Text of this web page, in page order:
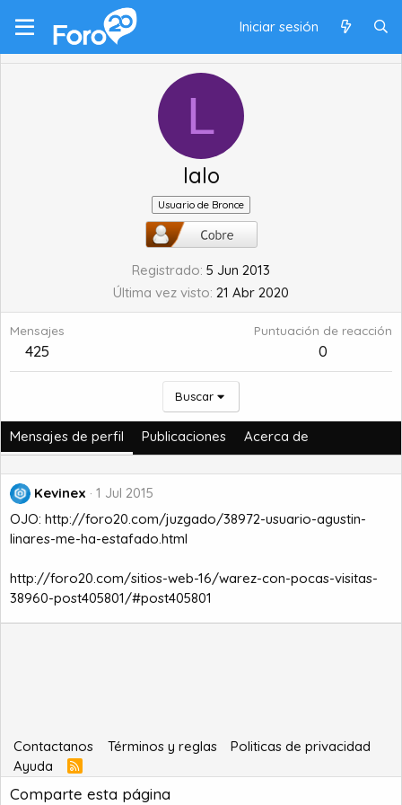
Iniciar sesión
L
lalo
Usuario de Bronce
Registrado 5 Jun 2013
Última vez visto 21 Abr 2020
Mensajes
425
Puntuación de reacción
0
Buscar
Mensajes de perfil Publicaciones Acerca de
Kevinex
1 Jul 2015
OJO: http://foro20.com/juzgado/38972-usuario-agustin-
linares-me-ha-estafado.html
http://foro20.com/sitios-web-16/warez-con-pocas-visitas-
38960-post405801/#post405801
Contactanos Términos y reglas
Politicas de privacidad
Ayuda
R
S
S
Comparte esta página